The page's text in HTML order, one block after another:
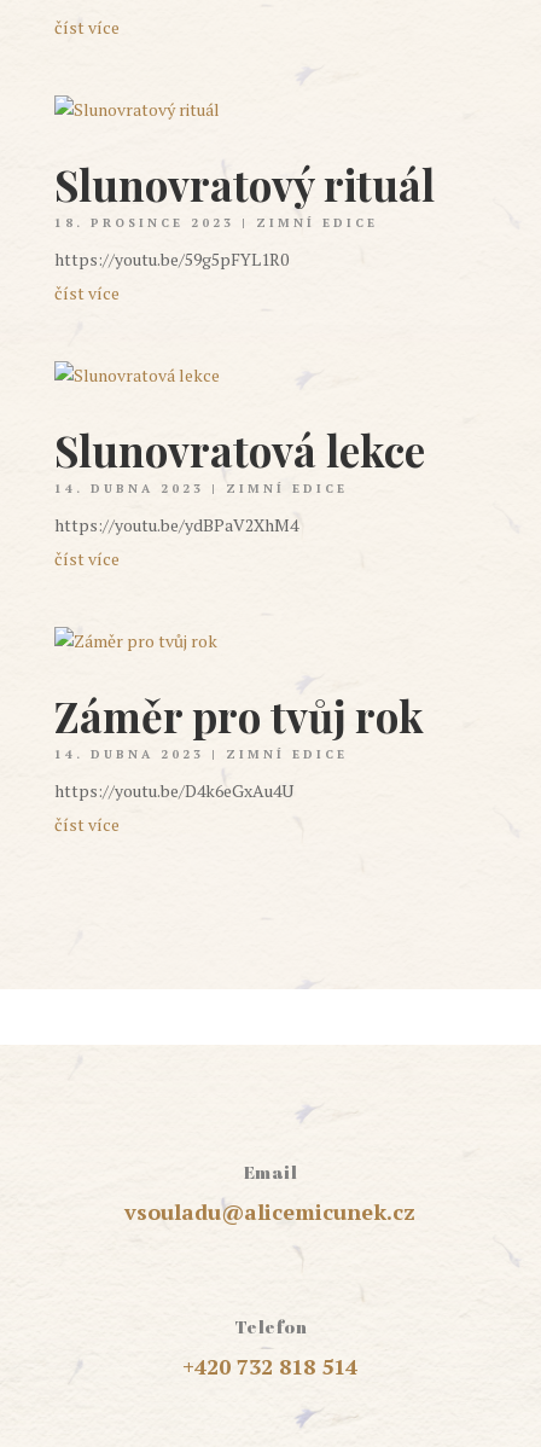
číst více
Slunovratový rituál
18. PROSINCE 2023 | ZIMNÍ EDICE
https://youtu.be/59g5pFYL1R0
číst více
Slunovratová lekce
14. DUBNA 2023 | ZIMNÍ EDICE
https://youtu.be/ydBPaV2XhM4
číst více
Záměr pro tvůj rok
14. DUBNA 2023 | ZIMNÍ EDICE
https://youtu.be/D4k6eGxAu4U
číst více
Email
vsouladu@alicemicunek.cz
Telefon
+420 732 818 514